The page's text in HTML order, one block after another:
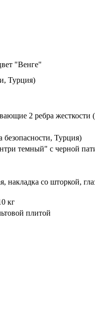
"Венге"
Турция)
2 ребра жесткости
Турция)
темный" с черной
накладка со шторкой,
кг
плитой